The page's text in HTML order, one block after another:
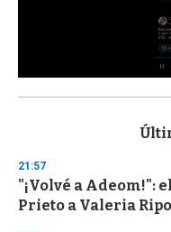
s
d
s
o
f
21:57
"¡Volvé a Adeom!":
Prieto a Valeria